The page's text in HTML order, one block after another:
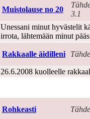
Muistolause no 20
3.1
Unessani minut hyvästelit
irrota, lähtemään minut
Rakkaalle äidilleni
26.6.2008 kuolleelle
Rohkeasti